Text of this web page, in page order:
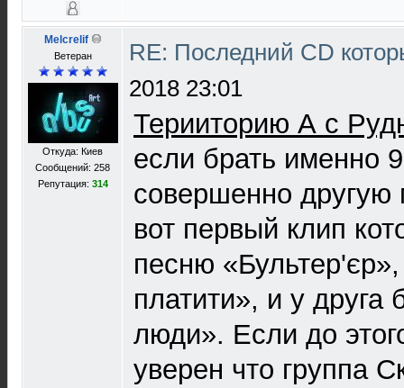
Melcrelif
Ветеран
Откуда: Киев
Сообщений: 258
Репутация: 314
RE: Последний CD
2018 23:01
Терииторию А с
если брать именно
совершенно
вот первый клип
песню
платити», и у друга
люди». Если до
уверен что группа